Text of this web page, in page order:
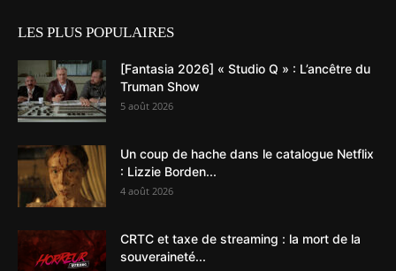
LES PLUS POPULAIRES
[Fantasia 2026] « Studio Q » : L’ancêtre du
Truman Show
5 août 2026
Un coup de hache dans le catalogue Netflix
: Lizzie Borden...
4 août 2026
CRTC et taxe de streaming : la mort de la
souveraineté...